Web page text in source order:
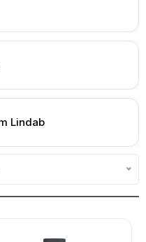
Lindab